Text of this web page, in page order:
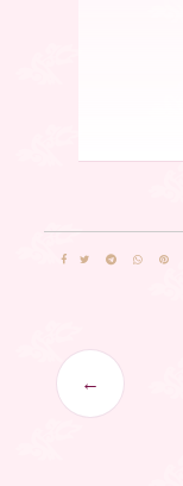
←